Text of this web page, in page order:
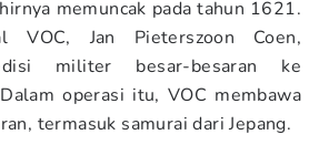
memuncak pada tahun 1621.
VOC, Jan Pieterszoon Coen,
militer besar-besaran ke
operasi itu, VOC membawa
termasuk samurai dari Jepang.